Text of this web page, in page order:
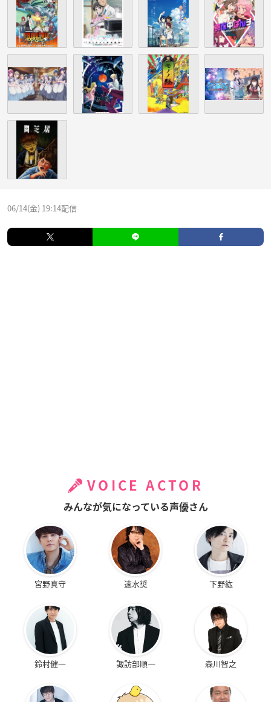
06/14(金) 19:14配信
VOICE ACTOR
みんなが気になっている声優さん
宮野真守 速水奨 下野紘
鈴村健一 諏訪部順一 森川智之